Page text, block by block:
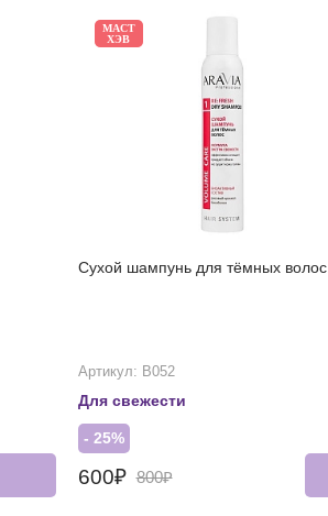
МАСТ
ХЭВ
Сухой шампунь для тёмных волос
Артикул: В052
Для свежести
- 25%
600₽ 800₽